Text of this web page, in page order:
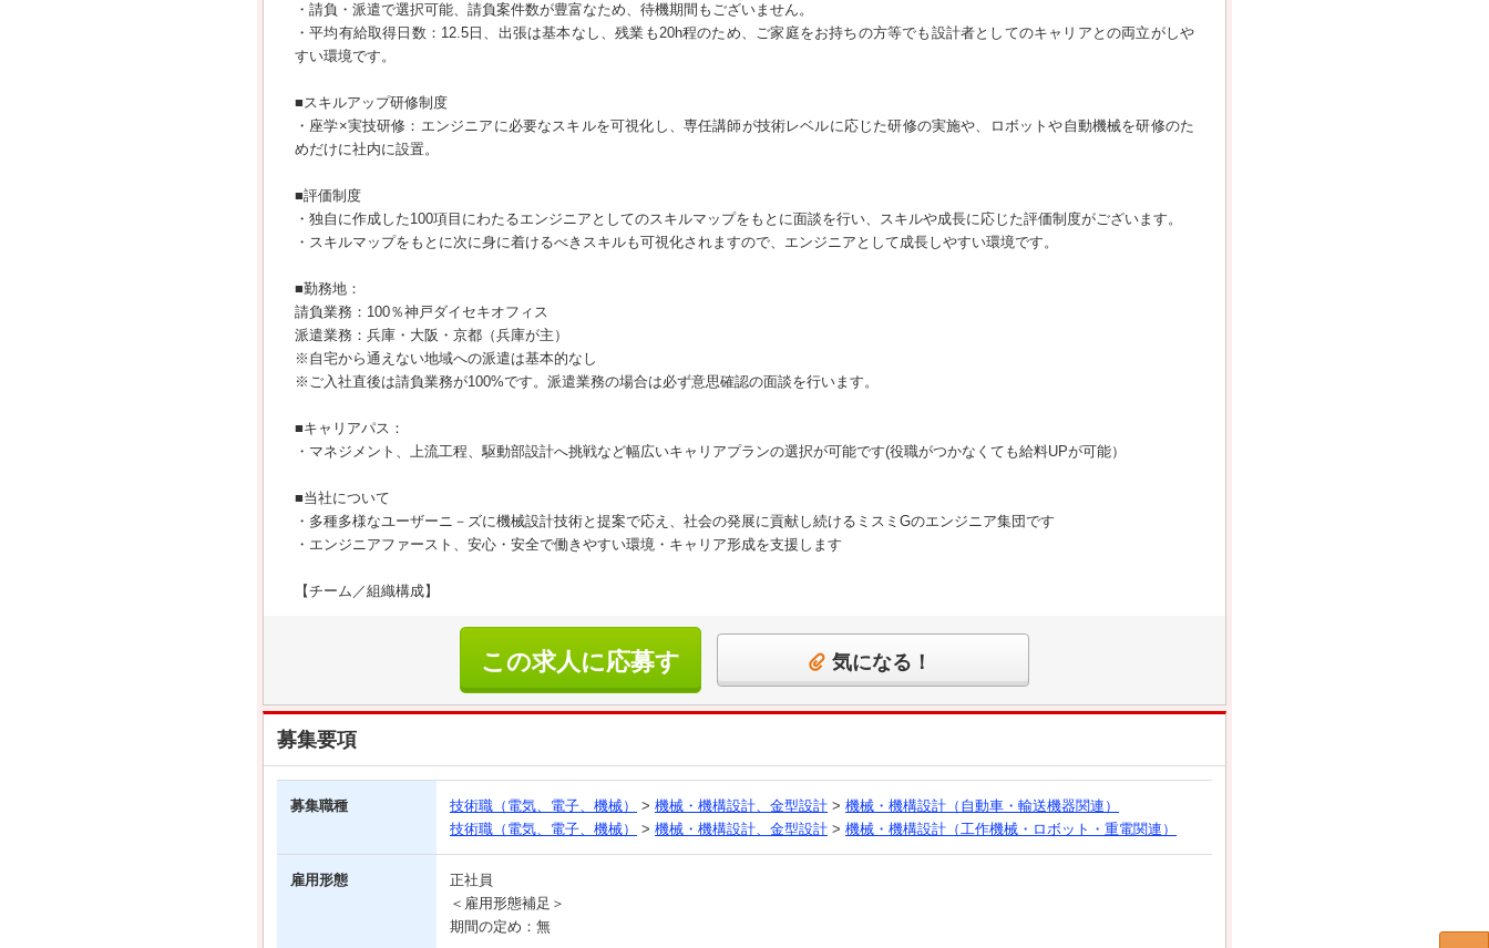
・請負・派遣で選択可能、請負案件数が豊富なため、待機期間もございません。
・平均有給取得日数：12.5日、出張は基本なし、残業も20h程のため、ご家庭をお持ちの方等でも設計者としてのキャリアとの両立がしや
すい環境です。
■スキルアップ研修制度
・座学×実技研修：エンジニアに必要なスキルを可視化し、専任講師が技術レベルに応じた研修の実施や、ロボットや自動機械を研修のた
めだけに社内に設置。
■評価制度
・独自に作成した100項目にわたるエンジニアとしてのスキルマップをもとに面談を行い、スキルや成長に応じた評価制度がございます。
・スキルマップをもとに次に身に着けるべきスキルも可視化されますので、エンジニアとして成長しやすい環境です。
■勤務地：
請負業務：100％神戸ダイセキオフィス
派遣業務：兵庫・大阪・京都（兵庫が主）
※自宅から通えない地域への派遣は基本的なし
※ご入社直後は請負業務が100%です。派遣業務の場合は必ず意思確認の面談を行います。
■キャリアパス：
・マネジメント、上流工程、駆動部設計へ挑戦など幅広いキャリアプランの選択が可能です(役職がつかなくても給料UPが可能）
■当社について
・多種多様なユーザーニ－ズに機械設計技術と提案で応え、社会の発展に貢献し続けるミスミGのエンジニア集団です
・エンジニアファースト、安心・安全で働きやすい環境・キャリア形成を支援します
【チーム／組織構成】
この求人に応募す
る
気になる！
募集要項
募集職種 技術職（電気、電子、機械） > 機械・機構設計、金型設計 > 機械・機構設計（自動車・輸送機器関連）
技術職（電気、電子、機械）
> 機械・機構設計、金型設計 > 機械・機構設計（工作機械・ロボット・重電関連）
雇用形態
正社員
＜雇用形態補足＞
期間の定め：無